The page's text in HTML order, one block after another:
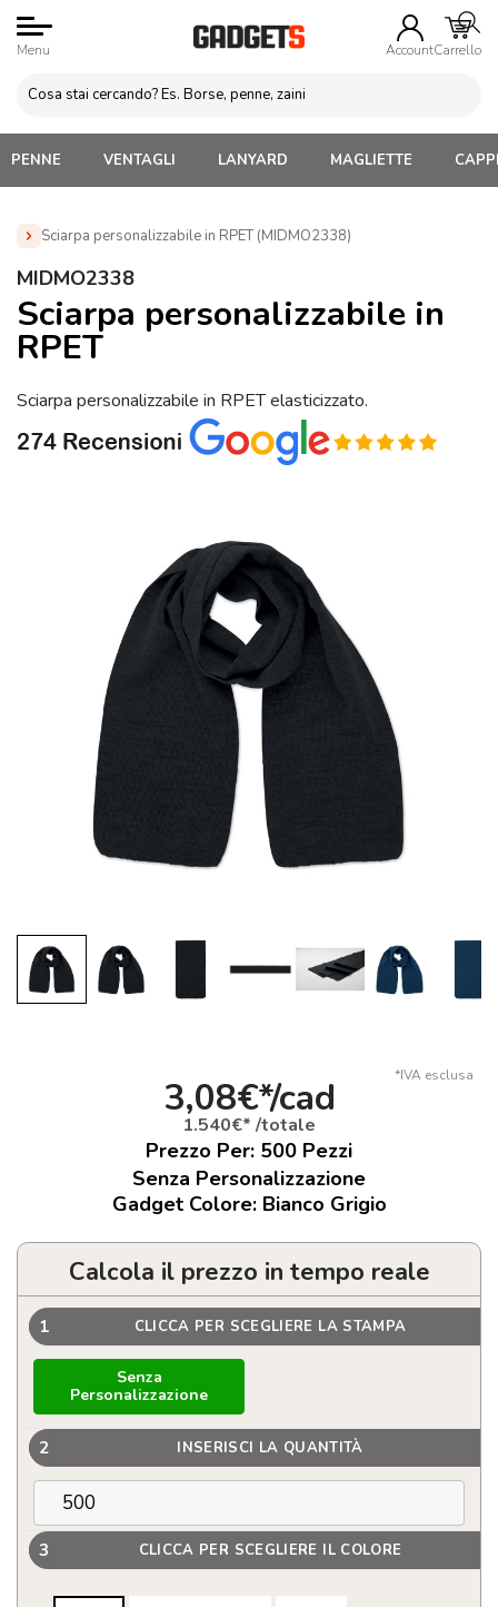
Menu AccountCarrello
PENNE VENTAGLI LANYARD MAGLIETTE
Sciarpa personalizzabile in RPET (MIDMO2338)
Home » Cappellini Personalizzati
MIDMO2338
Sciarpa personalizzabile in
RPET
Sciarpa personalizzabile in RPET elasticizzato.
*IVA esclusa
3,08€*/cad
1.540€* /totale
Prezzo Per: 500 Pezzi
Senza Personalizzazione
Gadget Colore: Bianco Grigio
Calcola il prezzo in tempo reale
1 CLICCA PER SCEGLIERE LA STAMPA
Senza
Personalizzazione
2 INSERISCI LA QUANTITÀ
3 CLICCA PER SCEGLIERE IL COLORE